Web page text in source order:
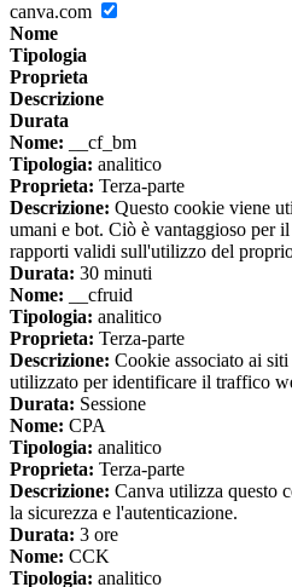
canva.com
Nome
Tipologia
Proprieta
Descrizione
Durata
Nome: __cf_bm
Tipologia: analitico
Proprieta: Terza-parte
Descrizione: Questo cookie viene
umani e bot. Ciò è vantaggioso per
rapporti validi sull'utilizzo del
Durata: 30 minuti
Nome: __cfruid
Tipologia: analitico
Proprieta: Terza-parte
Descrizione: Cookie associato ai
utilizzato per identificare il traffico
Durata: Sessione
Nome: CPA
Tipologia: analitico
Proprieta: Terza-parte
Descrizione: Canva utilizza questo
la sicurezza e l'autenticazione.
Durata: 3 ore
Nome: CCK
Tipologia: analitico